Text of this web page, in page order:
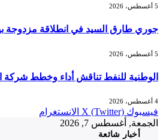
جوري طارق السيد في انطلاقة مزدوجة بين
الوطنية للنفط تناقش أداء وخطط شركة
فيسبوك X (Twitter) الانستغرام
الجمعة, أغسطس 7, 2026
أخبار شائعة